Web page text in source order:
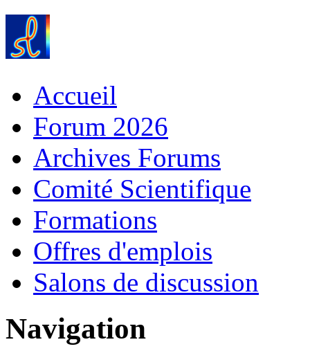
Accueil
Forum 2026
Archives Forums
Comité Scientifique
Formations
Offres d'emplois
Salons de discussion
Navigation